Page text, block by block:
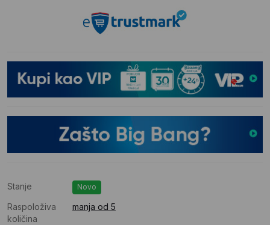
Stanje Novo
Raspoloživa
količina
manja od 5